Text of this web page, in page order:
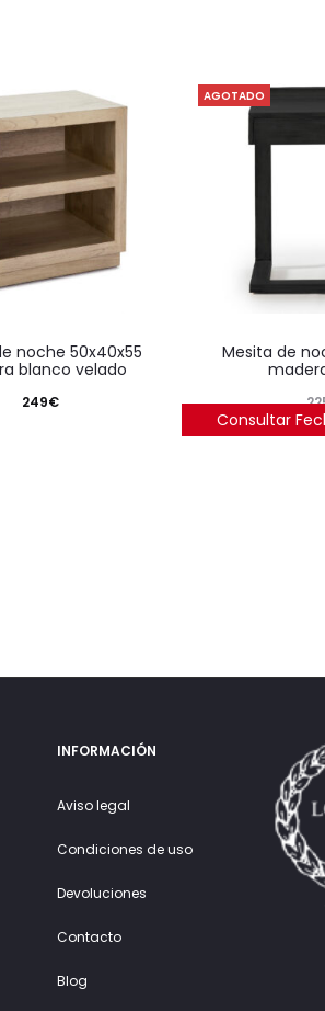
blanco velado
249€
AGOTADO
mesita de noche 50x35x66
Consultar
INFORMACIÓN
Aviso legal
Condiciones de uso
Devoluciones
Contacto
Blog